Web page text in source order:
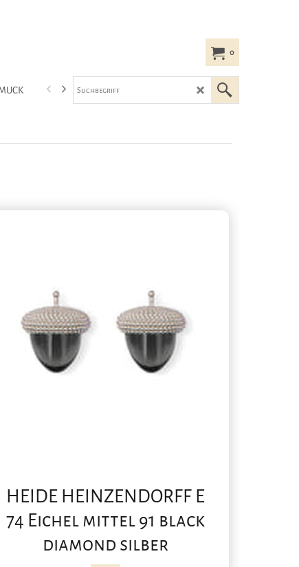
0
HEIDE HEINZENDORFF MODE-SCHMUCK LEMPER
HEIDE HEINZENDORFF E
74 Eichel mittel 91 black
diamond silber